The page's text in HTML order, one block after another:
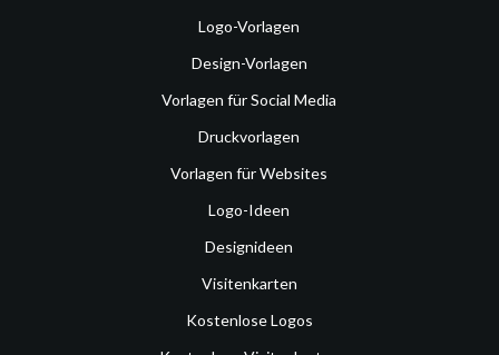
Logo-Vorlagen
Design-Vorlagen
Vorlagen für Social Media
Druckvorlagen
Vorlagen für Websites
Logo-Ideen
Designideen
Visitenkarten
Kostenlose Logos